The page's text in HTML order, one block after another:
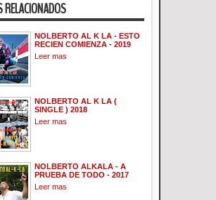
RELACIONADOS
NOLBERTO AL K LA - ESTO
RECIEN COMIENZA - 2019
Leer mas
NOLBERTO AL K LA (
SINGLE ) 2018
Leer mas
NOLBERTO ALKALA - A
PRUEBA DE TODO - 2017
Leer mas